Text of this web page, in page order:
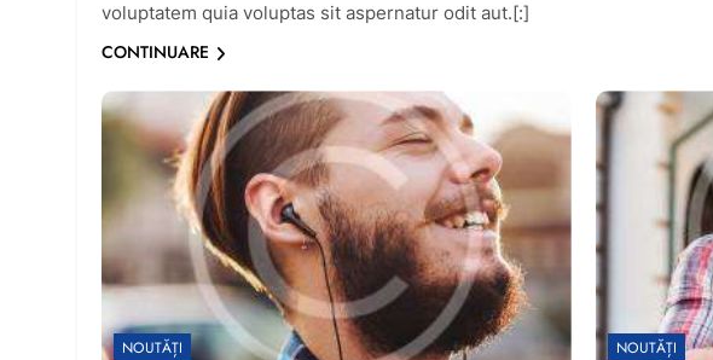
voluptatem quia voluptas sit aspernatur odit aut.[:]
CONTINUARE
NOUTĂȚI NOUTĂȚI